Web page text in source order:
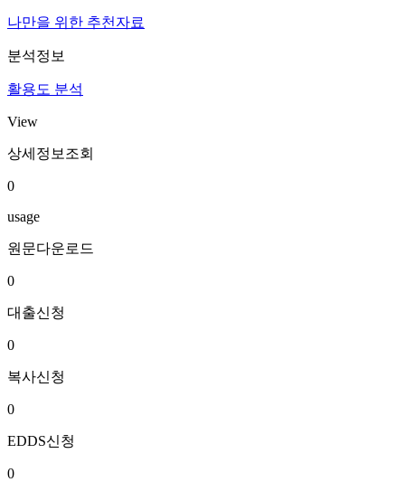
나만을 위한 추천자료
분석정보
활용도 분석
View
상세정보조회
0
usage
원문다운로드
0
대출신청
0
복사신청
0
EDDS신청
0